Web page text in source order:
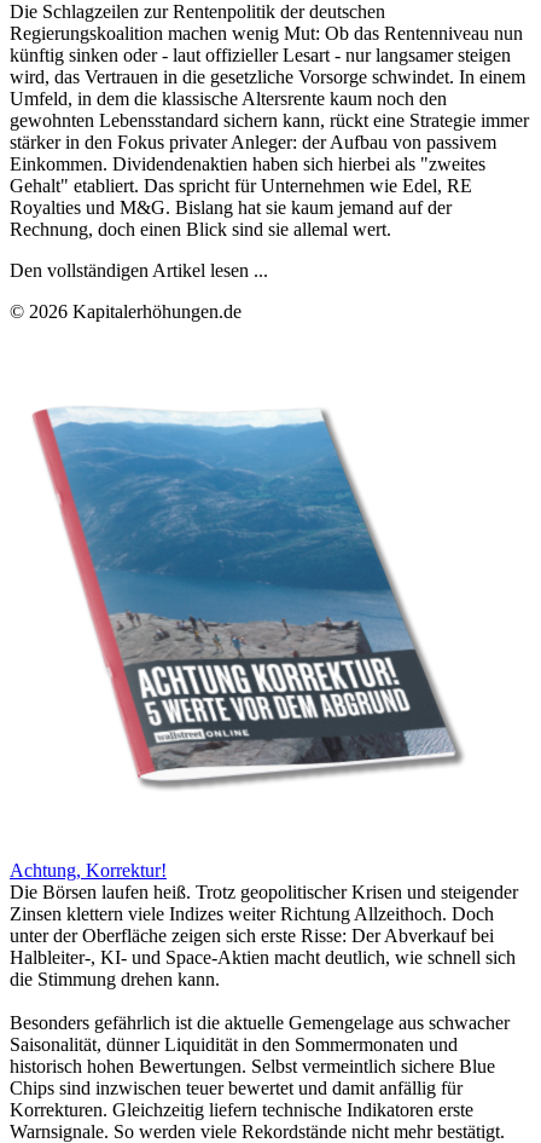
Die Schlagzeilen zur Rentenpolitik der deutschen
Regierungskoalition machen wenig Mut: Ob das Rentenniveau nun
künftig sinken oder - laut offizieller Lesart - nur langsamer steigen
wird, das Vertrauen in die gesetzliche Vorsorge schwindet. In einem
Umfeld, in dem die klassische Altersrente kaum noch den
gewohnten Lebensstandard sichern kann, rückt eine Strategie immer
stärker in den Fokus privater Anleger: der Aufbau von passivem
Einkommen. Dividendenaktien haben sich hierbei als "zweites
Gehalt" etabliert. Das spricht für Unternehmen wie Edel, RE
Royalties und M&G. Bislang hat sie kaum jemand auf der
Rechnung, doch einen Blick sind sie allemal wert.
Den vollständigen Artikel lesen ...
© 2026 Kapitalerhöhungen.de
Achtung, Korrektur!
Die Börsen laufen heiß. Trotz geopolitischer Krisen und steigender
Zinsen klettern viele Indizes weiter Richtung Allzeithoch. Doch
unter der Oberfläche zeigen sich erste Risse: Der Abverkauf bei
Halbleiter-, KI- und Space-Aktien macht deutlich, wie schnell sich
die Stimmung drehen kann.
Besonders gefährlich ist die aktuelle Gemengelage aus schwacher
Saisonalität, dünner Liquidität in den Sommermonaten und
historisch hohen Bewertungen. Selbst vermeintlich sichere Blue
Chips sind inzwischen teuer bewertet und damit anfällig für
Korrekturen. Gleichzeitig liefern technische Indikatoren erste
Warnsignale. So werden viele Rekordstände nicht mehr bestätigt.